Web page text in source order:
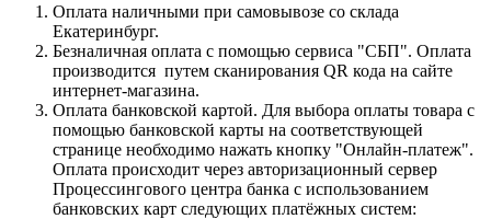
Оплата наличными при самовывозе со склада
Екатеринбург.
Безналичная оплата с помощью сервиса "СБП". Оплата
производится путем сканирования QR кода на сайте
интернет-магазина.
Оплата банковской картой. Для выбора оплаты товара с
помощью банковской карты на соответствующей
странице необходимо нажать кнопку "Онлайн-платеж".
Оплата происходит через авторизационный сервер
Процессингового центра банка с использованием
банковских карт следующих платёжных систем: